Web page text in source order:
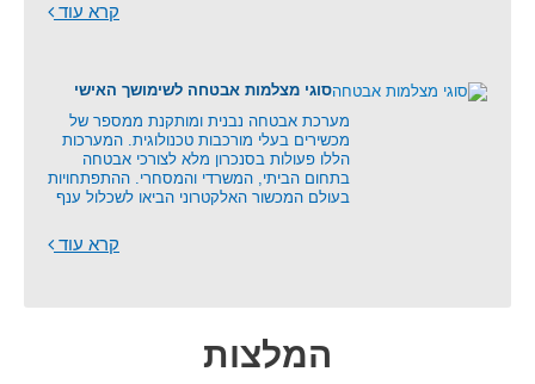
קרא עוד
סוגי מצלמות אבטחה לשימושך האישי
מערכת אבטחה נבנית ומותקנת ממספר של
מכשירים בעלי מורכבות טכנולוגית. המערכות
הללו פעולות בסנכרון מלא לצורכי אבטחה
בתחום הביתי, המשרדי והמסחרי. ההתפתחויות
בעולם המכשור האלקטרוני הביאו לשכלול ענף
קרא עוד
המלצות